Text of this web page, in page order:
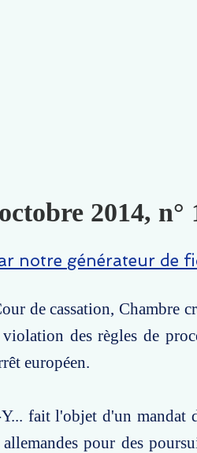
2014, n°
notre générateur de
de cassation, Chambre
des règles de
européen.
fait l'objet d'un mandat
pour des